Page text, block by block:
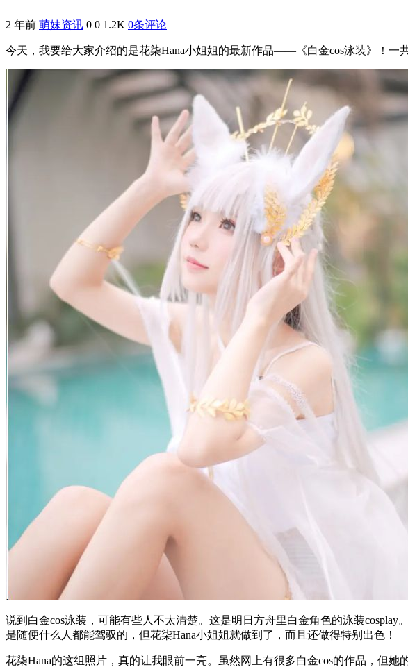
2 年前 萌妹资讯 0 0 1.2K 0条评论
今天，我要给大家介绍的是花柒Hana小姐姐的最新作品——《白金cos泳装》！一
说到白金cos泳装，可能有些人不太清楚。这是明日方舟里白金角色的泳装
是随便什么人都能驾驭的，但花柒Hana小姐姐就做到了，而且还做得特别出色！
花柒Hana的这组照片，真的让我眼前一亮。虽然网上有很多白金cos的作品，但